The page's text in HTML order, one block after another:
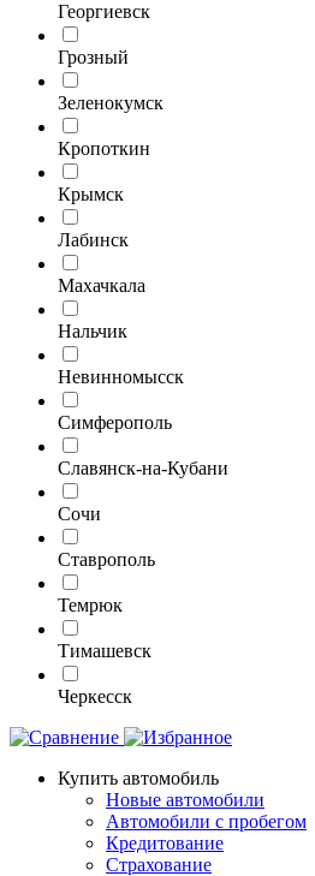
Георгиевск
Грозный
Зеленокумск
Кропоткин
Крымск
Лабинск
Махачкала
Нальчик
Невинномысск
Симферополь
Славянск-на-Кубани
Сочи
Ставрополь
Темрюк
Тимашевск
Черкесск
Купить автомобиль
Новые автомобили
Автомобили с пробегом
Кредитование
Страхование